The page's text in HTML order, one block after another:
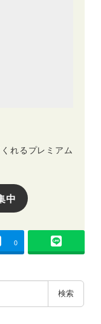
れるプレミアム
中
0
検索